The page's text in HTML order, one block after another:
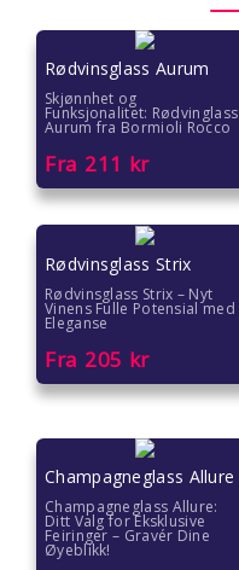
Rødvinsglass Aurum
Skjønnhet og
Funksjonalitet: Rødvinglass
Aurum fra Bormioli Rocco
Fra 211 kr
Rødvinsglass Strix
Rødvinsglass Strix – Nyt
Vinens Fulle Potensial med
Eleganse
Fra 205 kr
Champagneglass Allure
Champagneglass Allure:
Ditt Valg for Eksklusive
Feiringer – Gravér Dine
Øyeblikk!